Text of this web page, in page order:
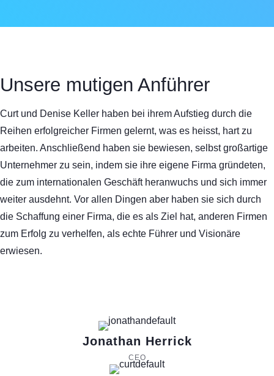
Unsere mutigen Anführer
Curt und Denise Keller haben bei ihrem Aufstieg durch die
Reihen erfolgreicher Firmen gelernt, was es heisst, hart zu
arbeiten. Anschließend haben sie bewiesen, selbst großartige
Unternehmer zu sein, indem sie ihre eigene Firma gründeten,
die zum internationalen Geschäft heranwuchs und sich immer
weiter ausdehnt. Vor allen Dingen aber haben sie sich durch
die Schaffung einer Firma, die es als Ziel hat, anderen Firmen
zum Erfolg zu verhelfen, als echte Führer und Visionäre
erwiesen.
Jonathan Herrick
CEO